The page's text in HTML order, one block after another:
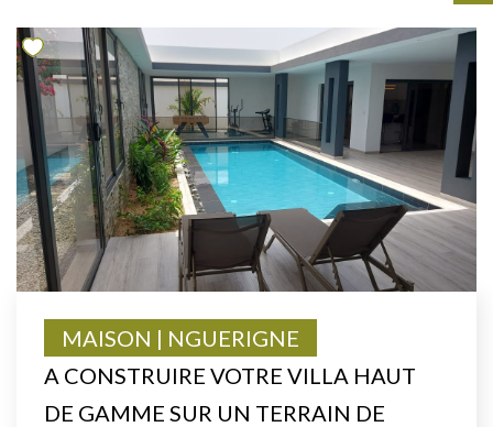
A CONSTRUIRE VOTRE VILLA HAUT
DE GAMME SUR UN TERRAIN DE
MAISON | NGUERIGNE